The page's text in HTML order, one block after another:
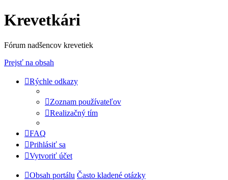
Krevetkári
Fórum nadšencov krevetiek
Prejsť na obsah
Rýchle odkazy
Zoznam používateľov
Realizačný tím
FAQ
Prihlásiť sa
Vytvoriť účet
Obsah portálu Často kladené otázky